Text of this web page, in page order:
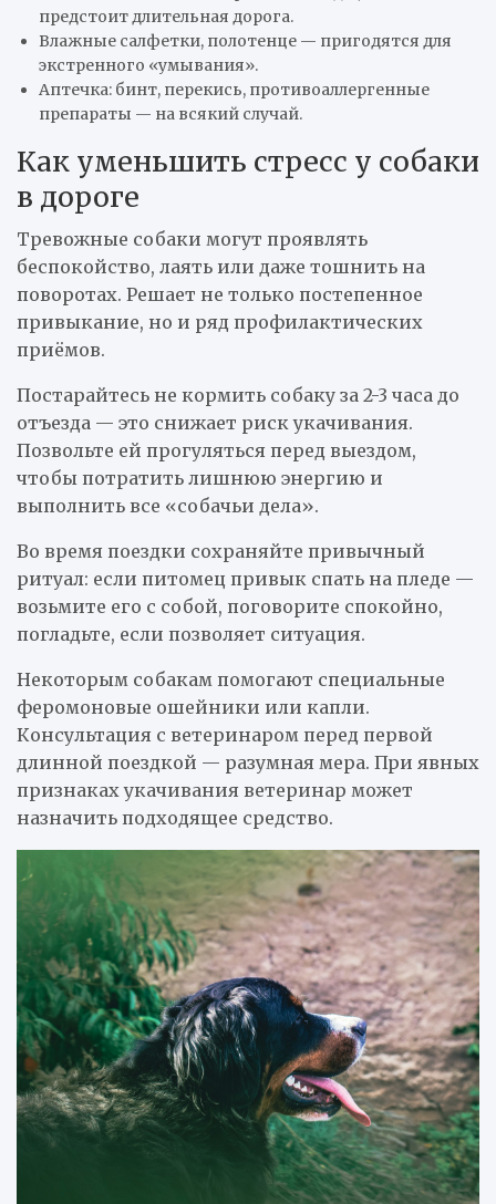
предстоит длительная дорога.
Влажные салфетки, полотенце — пригодятся для
экстренного «умывания».
Аптечка: бинт, перекись, противоаллергенные
препараты — на всякий случай.
Как уменьшить стресс у собаки
в дороге
Тревожные собаки могут проявлять
беспокойство, лаять или даже тошнить на
поворотах. Решает не только постепенное
привыкание, но и ряд профилактических
приёмов.
Постарайтесь не кормить собаку за 2-3 часа до
отъезда — это снижает риск укачивания.
Позвольте ей прогуляться перед выездом,
чтобы потратить лишнюю энергию и
выполнить все «собачьи дела».
Во время поездки сохраняйте привычный
ритуал: если питомец привык спать на пледе —
возьмите его с собой, поговорите спокойно,
погладьте, если позволяет ситуация.
Некоторым собакам помогают специальные
феромоновые ошейники или капли.
Консультация с ветеринаром перед первой
длинной поездкой — разумная мера. При явных
признаках укачивания ветеринар может
назначить подходящее средство.